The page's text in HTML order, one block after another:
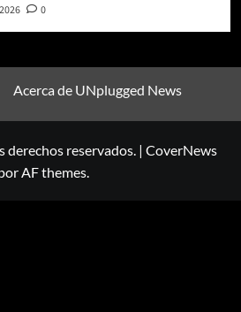
0
Acerca de UNplugged News
reservados. | CoverNews
AF themes.